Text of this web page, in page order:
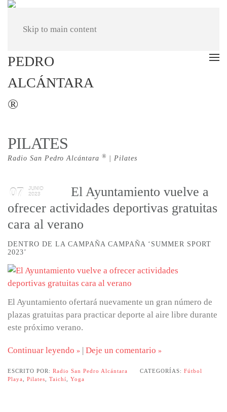
Skip to main content
PILATES
Radio San Pedro Alcántara ® | Pilates
07
JUNIO
2023
El Ayuntamiento vuelve a
ofrecer actividades deportivas gratuitas
cara al verano
DENTRO DE LA CAMPAÑA CAMPAÑA ‘SUMMER SPORT
2023’
El Ayuntamiento ofertará nuevamente un gran número de
plazas gratuitas para practicar deporte al aire libre durante
este próximo verano.
Continuar leyendo | Deje un comentario
ESCRITO POR: Radio San Pedro Alcántara CATEGORÍAS: Fútbol
Playa
Pilates Taichí Yoga